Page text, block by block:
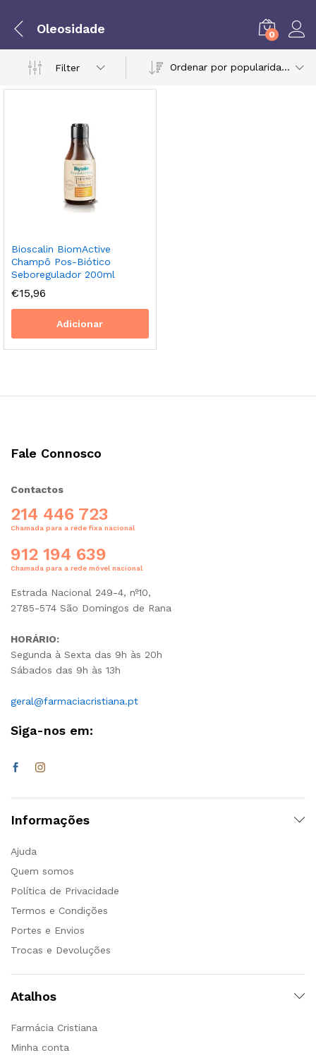
Oleosidade 0
Filter Ordenar por popularidade
Bioscalin BiomActive
Champô Pos-Biótico
Seboregulador 200ml
€15,96
Adicionar
Fale Connosco
Contactos
214 446 723
Chamada para a rede fixa nacional
912 194 639
Chamada para a rede móvel nacional
Estrada Nacional 249-4, nº10,
2785-574 São Domingos de Rana
HORÁRIO:
Segunda à Sexta das 9h às 20h
Sábados das 9h às 13h
geral@farmaciacristiana.pt
Siga-nos em:
Informações
Ajuda
Quem somos
Política de Privacidade
Termos e Condições
Portes e Envios
Trocas e Devoluções
Atalhos
Farmácia Cristiana
Minha conta